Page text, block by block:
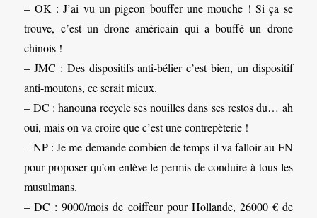
– OK : J’ai vu un pigeon bouffer une mouche ! Si ça se
trouve, c’est un drone américain qui a bouffé un drone
chinois !
– JMC : Des dispositifs anti-bélier c’est bien, un dispositif
anti-moutons, ce serait mieux.
– DC : hanouna recycle ses nouilles dans ses restos du… ah
oui, mais on va croire que c’est une contrepèterie !
– NP : Je me demande combien de temps il va falloir au FN
pour proposer qu’on enlève le permis de conduire à tous les
musulmans.
– DC : 9000/mois de coiffeur pour Hollande, 26000 € de